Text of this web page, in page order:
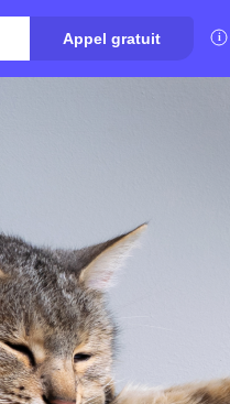
Appel gratuit